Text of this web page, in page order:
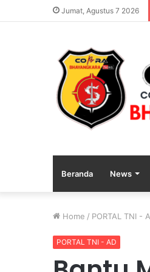
Jumat, Agustus 7 2026
Beranda News
Home / PORTAL TNI -
PORTAL TNI - AD